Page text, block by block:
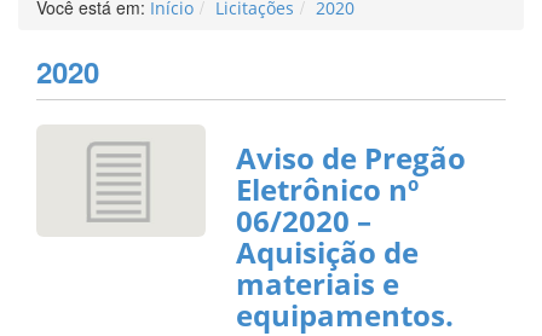
Você está em: Início Licitações 2020
2020
Aviso de Pregão
Eletrônico nº
06/2020 –
Aquisição de
materiais e
equipamentos.